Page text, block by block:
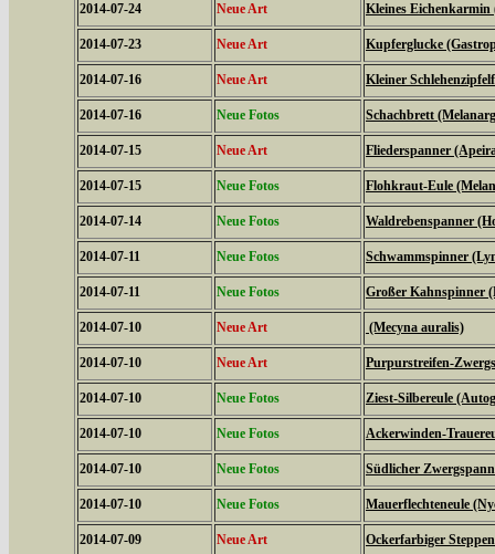
2014-07-24 Neue Art Kleines Eichenkarmin
2014-07-23 Neue Art Kupferglucke
2014-07-16 Neue Art Kleiner
2014-07-16 Neue Fotos Schachbrett
2014-07-15 Neue Art Fliederspanner
2014-07-15 Neue Fotos Flohkraut-Eule
2014-07-14 Neue Fotos Waldrebenspanner
2014-07-11 Neue Fotos Schwammspinner
2014-07-11 Neue Fotos Großer Kahnspinner
2014-07-10 Neue Art (Mecyna auralis)
2014-07-10 Neue Art Purpurstreifen-
2014-07-10 Neue Fotos Ziest-Silbereule
2014-07-10 Neue Fotos Ackerwinden-
2014-07-10 Neue Fotos Südlicher
2014-07-10 Neue Fotos Mauerflechteneule
2014-07-09 Neue Art Ockerfarbiger